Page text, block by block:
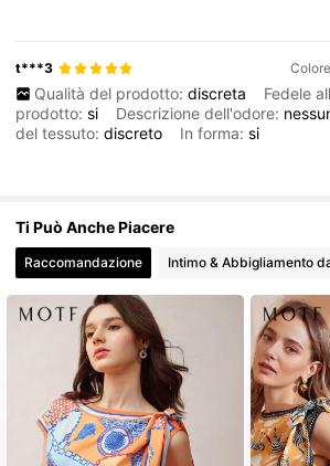
tessuto:Ilmaterialeècomedadescrizione
catalogo
Ottimo
formae mipiace
t***3
Qualità del prodotto: discreta
Fedele
prodotto:si Descrizione dell'odore:
del tessuto:discreto In forma:si
Ti Può Anche Piacere
Raccomandazione Intimo & Abbigliamento